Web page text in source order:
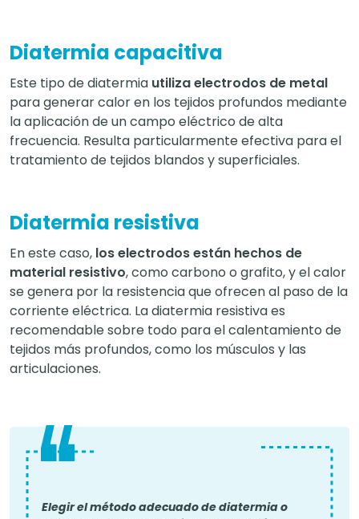
Diatermia capacitiva
Este tipo de diatermia utiliza electrodos de metal
para generar calor en los tejidos profundos mediante
la aplicación de un campo eléctrico de alta
frecuencia. Resulta particularmente efectiva para el
tratamiento de tejidos blandos y superficiales.
Diatermia resistiva
En este caso, los electrodos están hechos de
material resistivo, como carbono o grafito, y el calor
se genera por la resistencia que ofrecen al paso de la
corriente eléctrica. La diatermia resistiva es
recomendable sobre todo para el calentamiento de
tejidos más profundos, como los músculos y las
articulaciones.
Elegir el método adecuado de diatermia o